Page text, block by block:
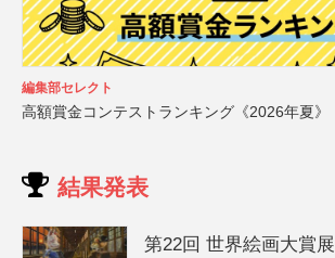
編集部セレクト
高額賞金コンテストランキング《2026年夏》
結果発表
第22回 世界絵画大賞